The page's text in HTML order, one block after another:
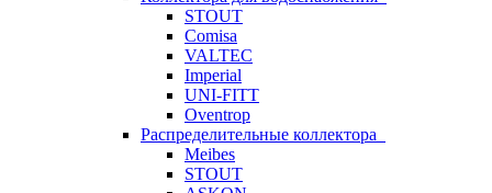
STOUT
Comisa
VALTEC
Imperial
UNI-FITT
Oventrop
Распределительные коллектора
Meibes
STOUT